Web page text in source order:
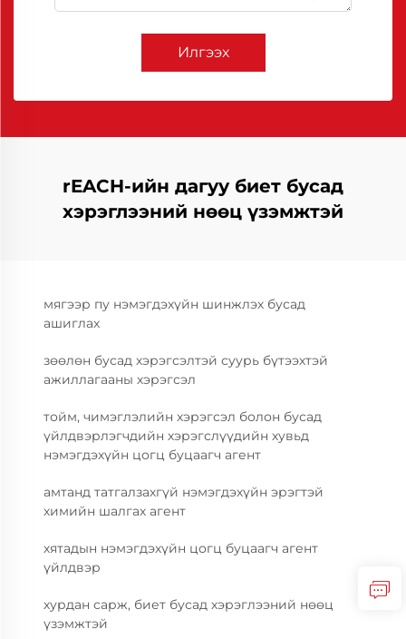
Илгээх
rEACH-ийн дагуу биет бусад
хэрэглээний нөөц үзэмжтэй
мягээр пу нэмэгдэхүйн шинжлэх бусад
ашиглах
зөөлөн бусад хэрэгсэлтэй суурь бүтээхтэй
ажиллагааны хэрэгсэл
тойм, чимэглэлийн хэрэгсэл болон бусад
үйлдвэрлэгчдийн хэрэгслүүдийн хувьд
нэмэгдэхүйн цогц буцаагч агент
амтанд татгалзахгүй нэмэгдэхүйн эрэгтэй
химийн шалгах агент
хятадын нэмэгдэхүйн цогц буцаагч агент
үйлдвэр
хурдан сарж, биет бусад хэрэглээний нөөц
үзэмжтэй